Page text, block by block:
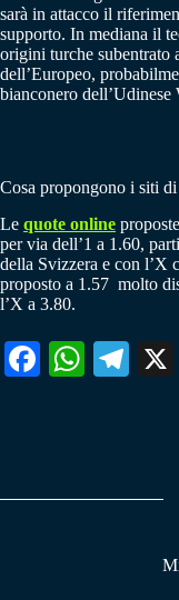
sarà in attacco il
supporto. In mediana il
origini turche subentrato
dell’Europeo,
bianconero dell’Udinese
Cosa propongono i siti
Le quote online
per via dell’1 a 1.60,
della Svizzera e con l’X
proposto a 1.57 molto
l’X a 3.80.
Fa W
pp
Te
m